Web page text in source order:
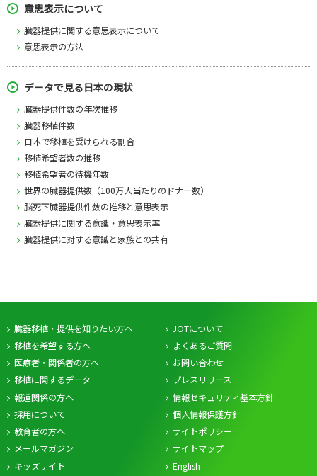
意思表示について
臓器提供に関する意思表示について
意思表示の方法
データで見る日本の現状
臓器提供件数の年次推移
臓器移植件数
日本で移植を受けられる割合
移植希望者数の推移
移植希望者の待機年数
世界の臓器提供数（100万人当たりのドナー数）
脳死下臓器提供件数の推移と意思表示
臓器提供に関する意識・意思表示率
臓器提供に対する意識と家族との共有
臓器移植・提供を知りたい方へ
移植を希望する方へ
医療者・関係者の方へ
移植に関するデータ
JOTについて
よくあるご質問
お問い合わせ
プレスリリース
報道関係の方へ
採用について
教育者の方へ
メールマガジン
キッズサイト
情報セキュリティ基本方針
個人情報保護方針
サイトポリシー
サイトマップ
English